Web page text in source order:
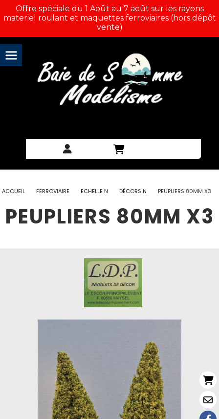
Offre spéciale du 1 Août au 7 août sur les rayons
materiel roulant et maquettes ferroviaires (hors dépôt
vente)
ACCUEIL FERROVIAIRE ECHELLE N DÉCORS N PEUPLIERS 80MM X3
PEUPLIERS 80MM X3
Panneau de gestion des cookies